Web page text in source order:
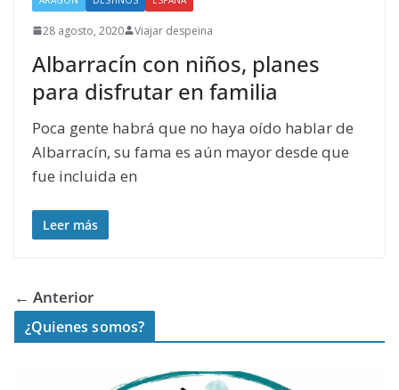
28 agosto, 2020 Viajar despeina
Albarracín con niños, planes
para disfrutar en familia
Poca gente habrá que no haya oído hablar de
Albarracín, su fama es aún mayor desde que
fue incluida en
Leer más
← Anterior
¿Quienes somos?